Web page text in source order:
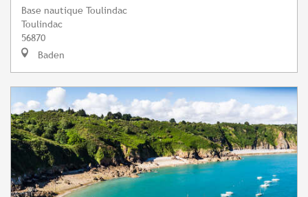
Base nautique Toulindac
Toulindac
56870
Baden